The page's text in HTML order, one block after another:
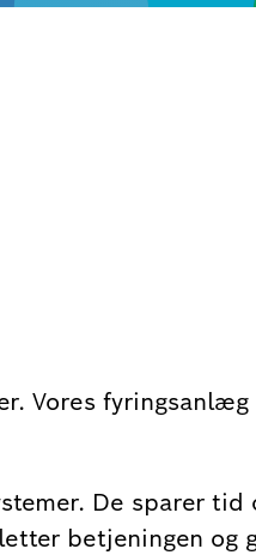
Vores
De sparer tid
betjeningen og